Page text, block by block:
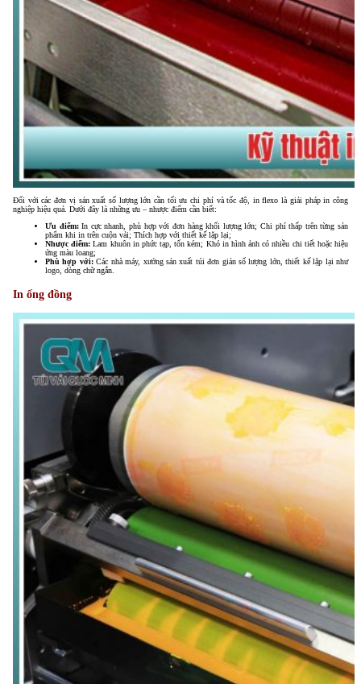
Đối với các đơn vị sản xuất số lượng lớn cần tối ưu chi phí và tốc độ, in flexo là giải pháp in công
nghiệp hiệu quả. Dưới đây là những ưu – nhược điểm cần biết:
Ưu điểm:In cực nhanh, phù hợp với đơn hàng khối lượng lớn; Chi phí thấp trên từng sản
phẩm khi in trên cuộn vải; Thích hợp với thiết kế lặp lại;
Nhược điểm:Lam khuôn in phức tạp, tốn kém; Khó in hình ảnh có nhiều chi tiết hoặc hiệu
ứng màu loang;
Phù hợp với:Các nhà máy, xưởng sản xuất túi đơn giản số lượng lớn, thiết kế lặp lại như
logo, dòng chữ ngắn.
In ống đồng